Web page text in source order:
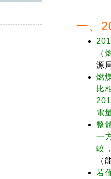
一、
（
源
燃
比
電
整
一
較
（
若